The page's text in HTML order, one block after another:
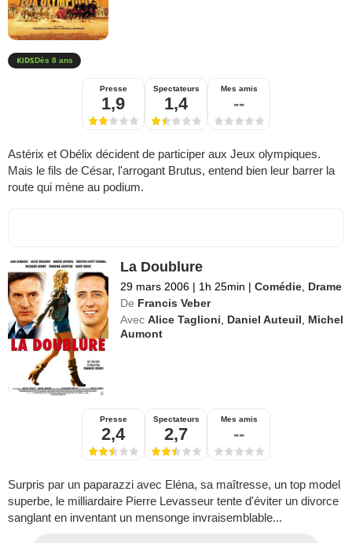
Dès 8 ans
Presse
1,9
Spectateurs
1,4
Mes amis
--
Astérix et Obélix décident de participer aux Jeux olympiques.
Mais le fils de César, l'arrogant Brutus, entend bien leur barrer la
route qui mène au podium.
La Doublure
29 mars 2006 | 1h 25min | Comédie, Drame
De Francis Veber
Avec Alice Taglioni, Daniel Auteuil, Michel
Aumont
Presse
2,4
Spectateurs
2,7
Mes amis
--
Surpris par un paparazzi avec Eléna, sa maîtresse, un top model
superbe, le milliardaire Pierre Levasseur tente d'éviter un divorce
sanglant en inventant un mensonge invraisemblable...